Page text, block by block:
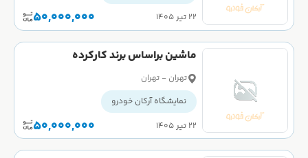
۲۲ تیر ۱۴۰۵
50,000,000
ماشین براساس برند کارکرده
تهران - تهران
نمایشگاه آرکان خودرو
۲۲ تیر ۱۴۰۵
50,000,000